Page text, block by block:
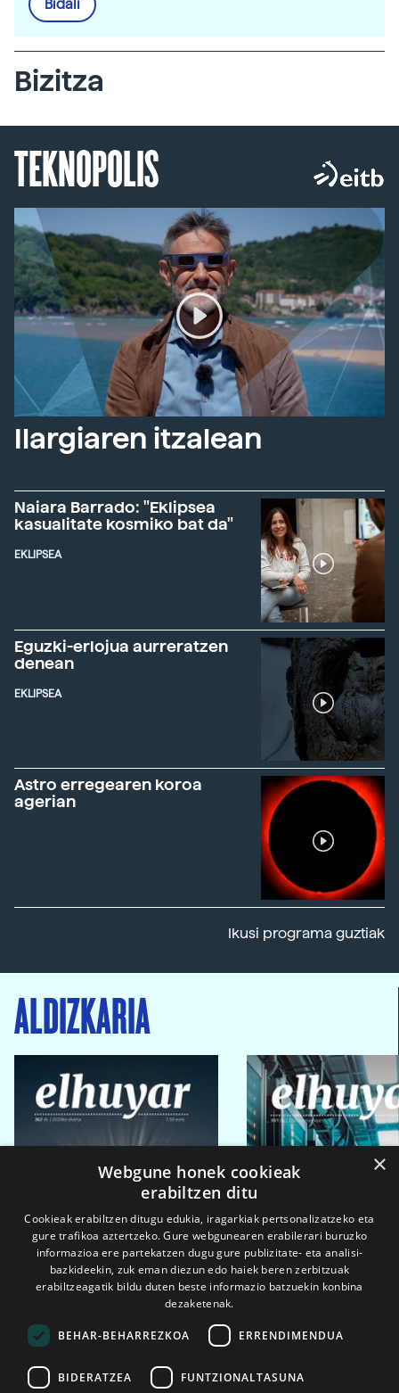
Bidali
Bizitza
TEKNOPOLIS
Ilargiaren itzalean
Naiara Barrado: "Eklipsea
kasualitate kosmiko bat da"
EKLIPSEA
Eguzki-erlojua aurreratzen
denean
EKLIPSEA
Astro erregearen koroa
agerian
Ikusi programa guztiak
ALDIZKARIA
2026ko eka. 1a 2026ko mar. 1a
×
Webgune honek cookieak
erabiltzen ditu
Cookieak erabiltzen ditugu edukia, iragarkiak pertsonalizatzeko eta
gure trafikoa aztertzeko. Gure webgunearen erabilerari buruzko
informazioa ere partekatzen dugu gure publizitate- eta analisi-
bazkideekin, zuk eman diezun edo haiek beren zerbitzuak
erabiltzeagatik bildu duten beste informazio batzuekin konbina
dezaketenak.
BEHAR-BEHARREZKOA ERRENDIMENDUA
BIDERATZEA FUNTZIONALTASUNA